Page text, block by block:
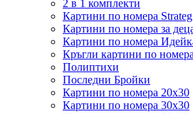
2 в 1 комплекти
Картини по номера Strateg
Картини по номера за
Картини по номера
Кръгли картини по номера
Полиптихи
Последни Бройки
Картини по номера 20x30
Картини по номера 30x30